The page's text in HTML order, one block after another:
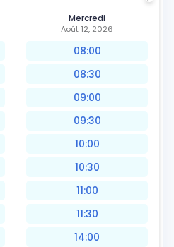
Mercredi
Août 12, 2026
08:00
08:30
09:00
09:30
10:00
10:30
11:00
11:30
14:00